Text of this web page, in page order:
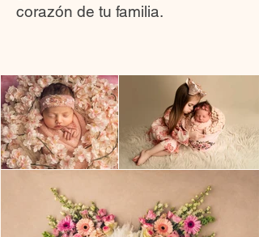
corazón de tu familia.